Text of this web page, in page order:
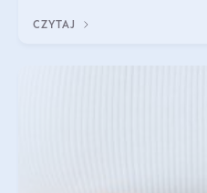
bariera hydrolipidowa.
CZYTAJ